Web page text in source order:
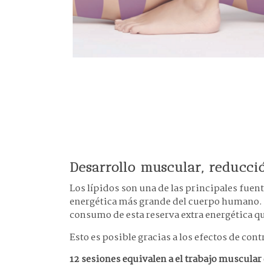
Desarrollo muscular,
Los lípidos son una de las principales
energética más grande del cuerpo
consumo de esta reserva extra energética
Esto es posible gracias a los efectos de
12 sesiones equivalen a el trabajo